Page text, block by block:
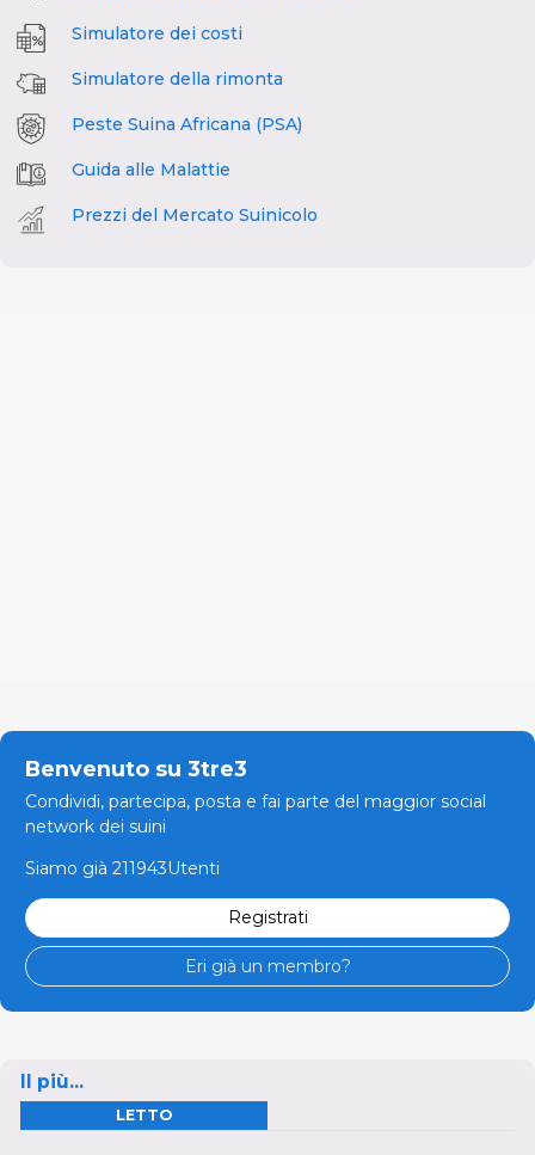
Simulatore dei costi
Simulatore della rimonta
Peste Suina Africana (PSA)
Guida alle Malattie
Prezzi del Mercato Suinicolo
Benvenuto su 3tre3
Condividi, partecipa, posta e fai parte del maggior social
network dei suini
Siamo già 211943Utenti
Registrati
Eri già un membro?
Il più...
LETTO